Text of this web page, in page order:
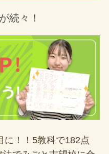
続々！
に！！5教科で182点